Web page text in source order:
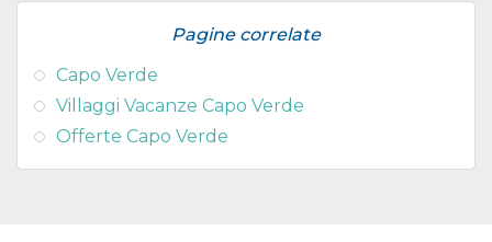
Pagine correlate
Capo Verde
Villaggi Vacanze Capo Verde
Offerte Capo Verde